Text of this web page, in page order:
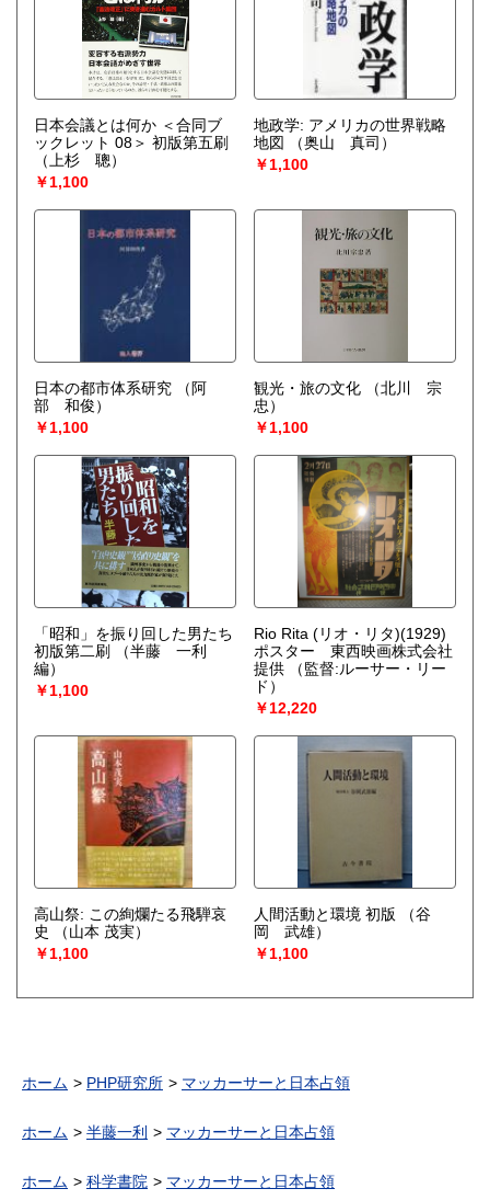
日本会議とは何か ＜合同ブ
ックレット 08＞ 初版第五刷
（上杉 聰）
￥1,100
地政学: アメリカの世界戦略
地図
（奥山 真司）
￥1,100
日本の都市体系研究
（阿
部 和俊）
￥1,100
観光・旅の文化
（北川 宗
忠）
￥1,100
「昭和」を振り回した男たち
初版第二刷
（半藤 一利
編）
￥1,100
Rio Rita (リオ・リタ)(1929)
ポスター 東西映画株式会社
提供
（監督:ルーサー・リー
ド）
￥12,220
高山祭: この絢爛たる飛騨哀
史
（山本 茂実）
￥1,100
人間活動と環境 初版
（谷
岡 武雄）
￥1,100
ホーム PHP研究所 マッカーサーと日本占領
ホーム 半藤一利 マッカーサーと日本占領
ホーム 科学書院 マッカーサーと日本占領